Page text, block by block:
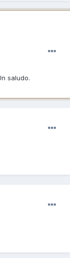
saludo.